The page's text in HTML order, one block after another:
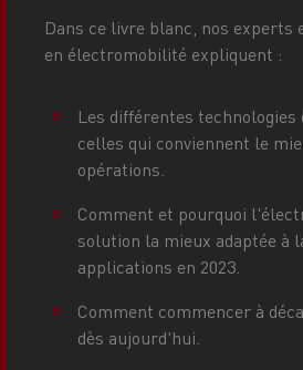
Dans ce livre blanc, nos experts
en électromobilité expliquent :
Les différentes technologies
celles qui conviennent le
opérations.
Comment et pourquoi
solution la mieux adaptée à
applications en 2023.
Comment commencer à
dès aujourd'hui.